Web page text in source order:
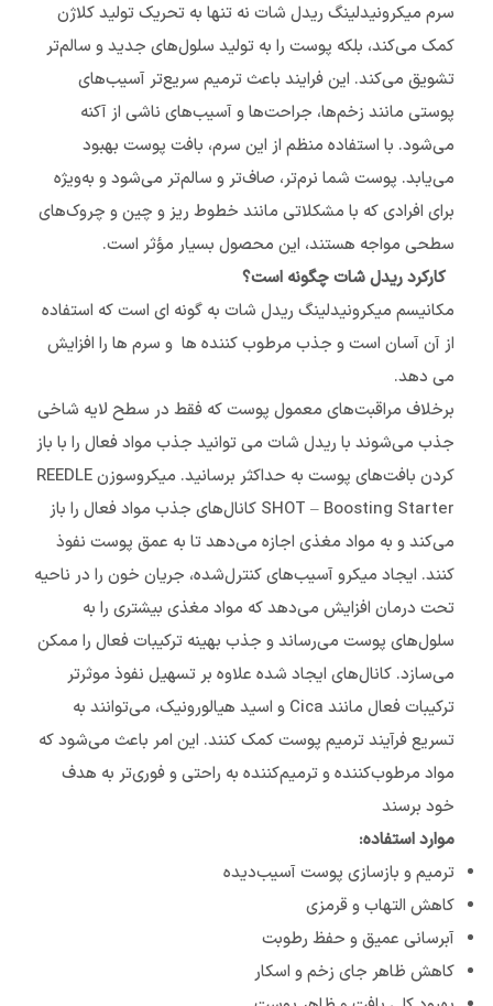
سرم میکرونیدلینگ ریدل شات نه تنها به تحریک تولید کلاژن
کمک می‌کند، بلکه پوست را به تولید سلول‌های جدید و سالم‌تر
تشویق می‌کند. این فرایند باعث ترمیم سریع‌تر آسیب‌های
پوستی مانند زخم‌ها، جراحت‌ها و آسیب‌های ناشی از آکنه
می‌شود. با استفاده منظم از این سرم، بافت پوست بهبود
می‌یابد. پوست شما نرم‌تر، صاف‌تر و سالم‌تر می‌شود و به‌ویژه
برای افرادی که با مشکلاتی مانند خطوط ریز و چین و چروک‌های
سطحی مواجه هستند، این محصول بسیار مؤثر است.
کارکرد ریدل شات چگونه است؟
مکانیسم میکرونیدلینگ ریدل شات به گونه ای است که استفاده
از آن آسان است و جذب مرطوب کننده ها و سرم ها را افزایش
می دهد.
برخلاف مراقبت‌های معمول پوست که فقط در سطح لایه شاخی
جذب می‌شوند با ریدل شات می توانید جذب مواد فعال را با باز
کردن بافت‌های پوست به حداکثر برسانید. میکروسوزن REEDLE
SHOT – Boosting Starter کانال‌های جذب مواد فعال را باز
می‌کند و به مواد مغذی اجازه می‌دهد تا به عمق پوست نفوذ
کنند. ایجاد میکرو آسیب‌های کنترل‌شده، جریان خون را در ناحیه
تحت درمان افزایش می‌دهد که مواد مغذی بیشتری را به
سلول‌های پوست می‌رساند و جذب بهینه ترکیبات فعال را ممکن
می‌سازد. کانال‌های ایجاد شده علاوه بر تسهیل نفوذ موثرتر
ترکیبات فعال مانند Cica و اسید هیالورونیک، می‌توانند به
تسریع فرآیند ترمیم پوست کمک کنند. این امر باعث می‌شود که
مواد مرطوب‌کننده و ترمیم‌کننده به راحتی و فوری‌تر به هدف
خود برسند
موارد استفاده:
ترمیم و بازسازی پوست آسیب‌دیده
کاهش التهاب و قرمزی
آبرسانی عمیق و حفظ رطوبت
کاهش ظاهر جای زخم و اسکار